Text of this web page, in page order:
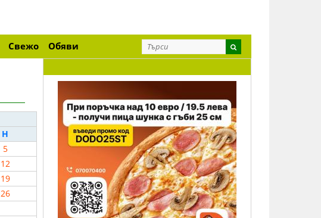
Свежо Обяви
Н
5
12
19
26